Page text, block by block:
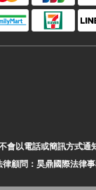
會以電話或簡訊方式通
律顧問：昊鼎國際法律